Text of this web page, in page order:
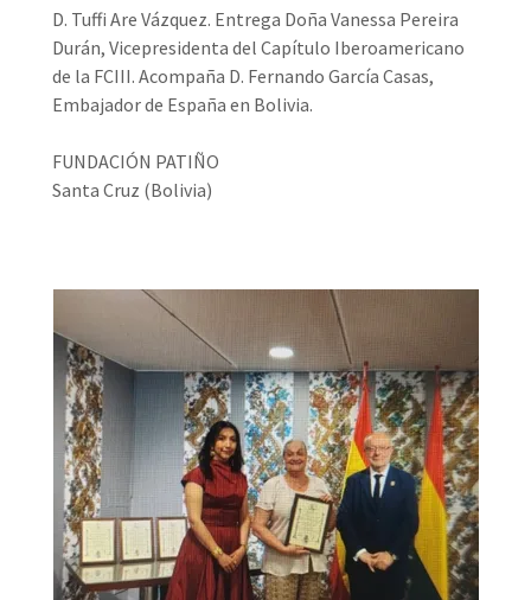
D. Tuffi Are Vázquez. Entrega Doña Vanessa Pereira
Durán, Vicepresidenta del Capítulo Iberoamericano
de la FCIII. Acompaña D. Fernando García Casas,
Embajador de España en Bolivia.
FUNDACIÓN PATIÑO
Santa Cruz (Bolivia)